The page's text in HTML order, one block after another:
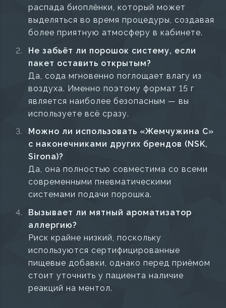
распада биоплёнки, который может
выделяться во время процедуры, создавая
более приятную атмосферу в кабинете.
Не забьёт ли порошок систему, если
пакет оставить открытым?
Да, сода мгновенно поглощает влагу из
воздуха. Именно поэтому формат 15 г
является наиболее безопасным — вы
используете всё сразу.
Можно ли использовать «Жемчужина С»
с наконечниками других брендов (NSK,
Sirona)?
Да, она полностью совместима со всеми
современными пневматическими
системами подачи порошка.
Вызывает ли мятный ароматизатор
аллергию?
Риск крайне низкий, поскольку
используются сертифицированные
пищевые добавки, однако перед приёмом
стоит уточнить у пациента наличие
реакций на ментол.